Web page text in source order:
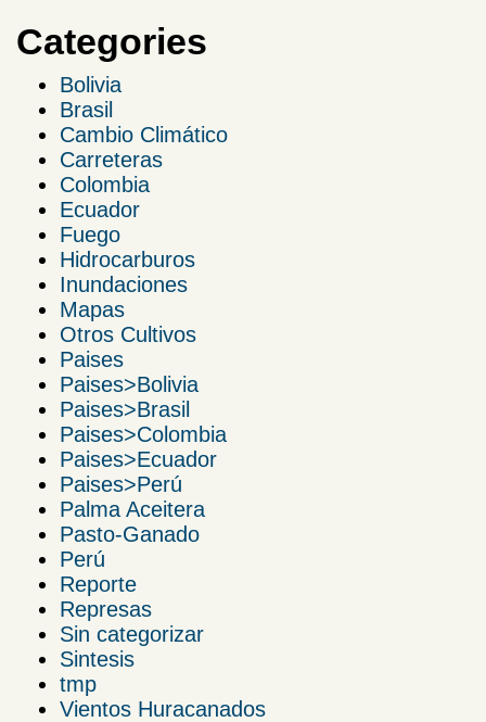
Categories
Bolivia
Brasil
Cambio Climático
Carreteras
Colombia
Ecuador
Fuego
Hidrocarburos
Inundaciones
Mapas
Otros Cultivos
Paises
Paises>Bolivia
Paises>Brasil
Paises>Colombia
Paises>Ecuador
Paises>Perú
Palma Aceitera
Pasto-Ganado
Perú
Reporte
Represas
Sin categorizar
Sintesis
tmp
Vientos Huracanados